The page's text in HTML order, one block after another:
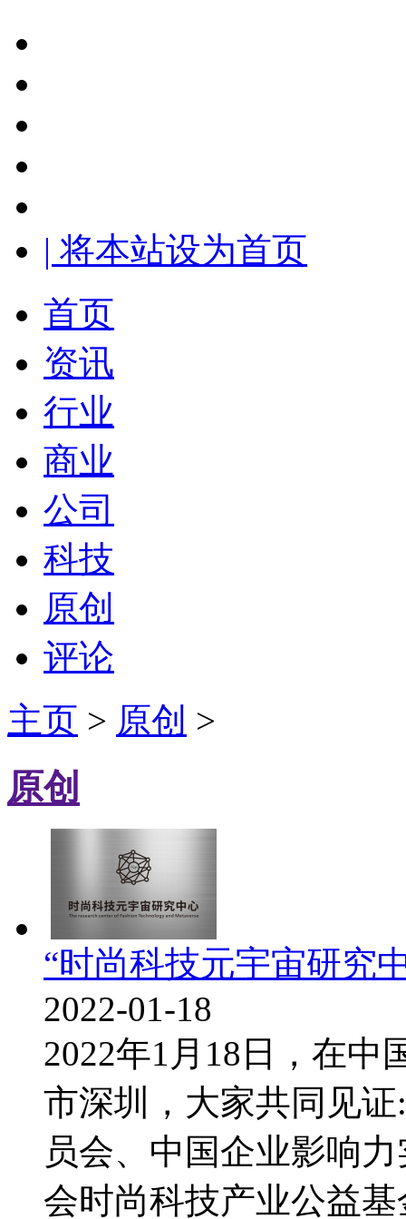
| 将本站设为首页
首页
资讯
行业
商业
公司
科技
原创
评论
主页 > 原创 >
原创
“时尚科技元宇宙研究
2022-01-18
2022年1月18日，在中
市深圳，大家共同见
员会、中国企业影响
会时尚科技产业公益基